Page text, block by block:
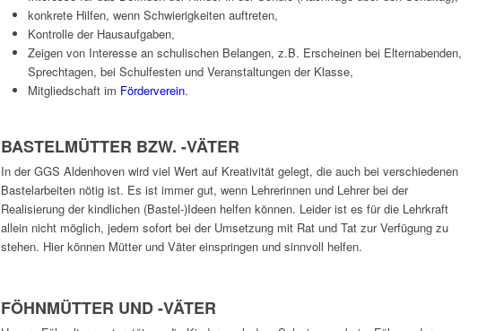
konkrete Hilfen, wenn Schwierigkeiten auftreten,
Kontrolle der Hausaufgaben,
Zeigen von Interesse an schulischen Belangen, z.B. Erscheinen bei Elternabenden,
Sprechtagen, bei Schulfesten und Veranstaltungen der Klasse,
Mitgliedschaft im Förderverein.
BASTELMÜTTER BZW. -VÄTER
In der GGS Aldenhoven wird viel Wert auf Kreativität gelegt, die auch bei verschiedenen
Bastelarbeiten nötig ist. Es ist immer gut, wenn Lehrerinnen und Lehrer bei der
Realisierung der kindlichen (Bastel-)Ideen helfen können. Leider ist es für die Lehrkraft
allein nicht möglich, jedem sofort bei der Umsetzung mit Rat und Tat zur Verfügung zu
stehen. Hier können Mütter und Väter einspringen und sinnvoll helfen.
FÖHNMÜTTER UND -VÄTER